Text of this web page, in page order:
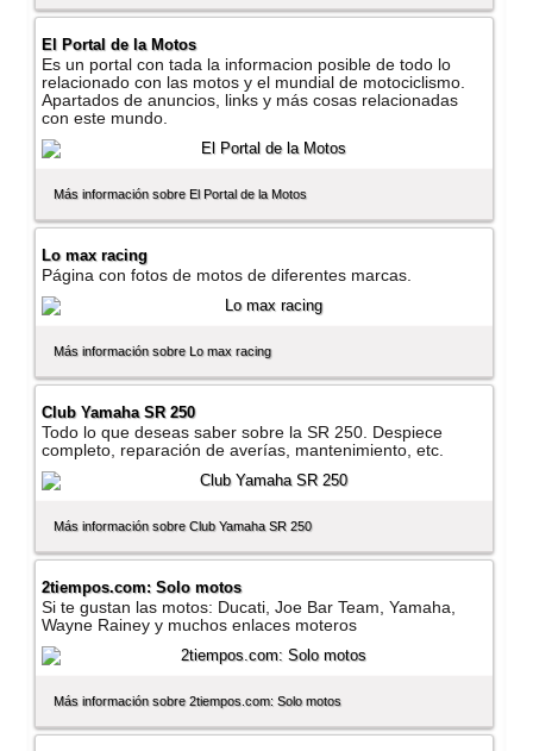
El Portal de la Motos
Es un portal con tada la informacion posible de todo lo
relacionado con las motos y el mundial de motociclismo.
Apartados de anuncios, links y más cosas relacionadas
con este mundo.
Más información sobre El Portal de la Motos
Lo max racing
Página con fotos de motos de diferentes marcas.
Más información sobre Lo max racing
Club Yamaha SR 250
Todo lo que deseas saber sobre la SR 250. Despiece
completo, reparación de averí­as, mantenimiento, etc.
Más información sobre Club Yamaha SR 250
2tiempos.com: Solo motos
Si te gustan las motos: Ducati, Joe Bar Team, Yamaha,
Wayne Rainey y muchos enlaces moteros
Más información sobre 2tiempos.com: Solo motos